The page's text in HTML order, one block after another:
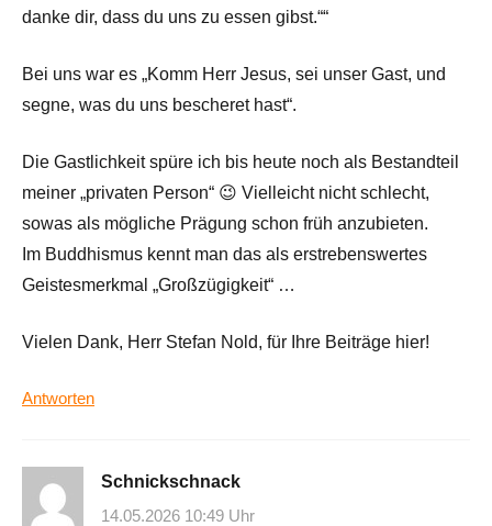
danke dir, dass du uns zu essen gibst.““
Bei uns war es „Komm Herr Jesus, sei unser Gast, und
segne, was du uns bescheret hast“.
Die Gastlichkeit spüre ich bis heute noch als Bestandteil
meiner „privaten Person“ 😉 Vielleicht nicht schlecht,
sowas als mögliche Prägung schon früh anzubieten.
Im Buddhismus kennt man das als erstrebenswertes
Geistesmerkmal „Großzügigkeit“ …
Vielen Dank, Herr Stefan Nold, für Ihre Beiträge hier!
Antworten
Schnickschnack
14.05.2026 10:49 Uhr